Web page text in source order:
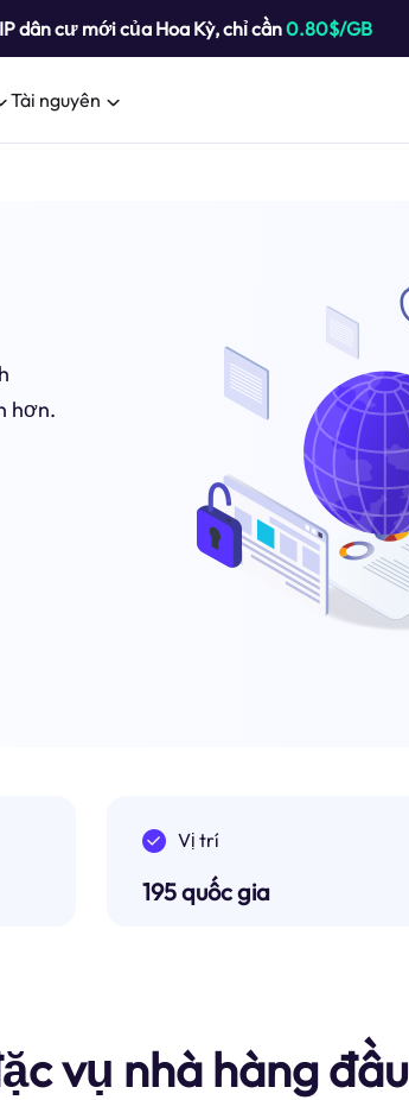
dân cư mới của Hoa Kỳ, chỉ cần0.80$/GB
Tài nguyên
hơn.
Vị trí
195 quốc gia
vụ nhà hàng đầu